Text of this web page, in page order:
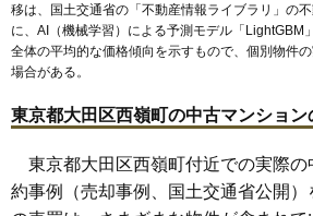
移は、国土交通省の「 不動産情報ライブラリ 」の
に、AI（機械学習）による予測モデル「LightGBM
全体の平均的な価格傾向を示すもので、個別物件
場合がある。
東京都大田区西嶺町の中古マンション
東京都大田区西嶺町付近での実際の
約事例（売却事例、国土交通省公開